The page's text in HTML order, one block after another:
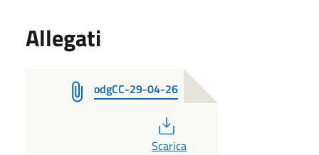
Allegati
odgCC-29-04-26
Scarica